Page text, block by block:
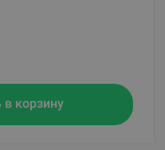
в корзину